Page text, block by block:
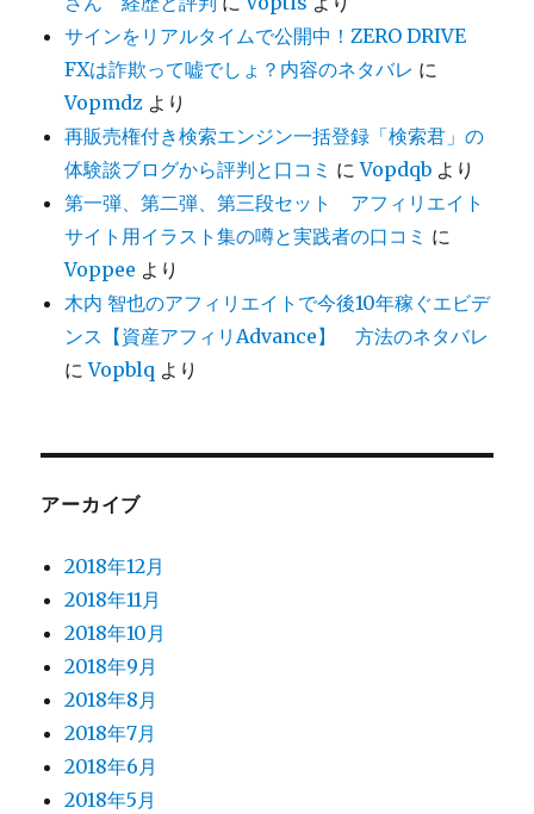
サインをリアルタイムで公開中！ZERO DRIVE
FXは詐欺って嘘でしょ？内容のネタバレ に
Vopmdz より
再販売権付き検索エンジン一括登録「検索君」の
体験談ブログから評判と口コミ にVopdqb より
第一弾、第二弾、第三段セット アフィリエイト
サイト用イラスト集の噂と実践者の口コミ に
Voppee より
木内 智也のアフィリエイトで今後10年稼ぐエビデ
ンス【資産アフィリAdvance】 方法のネタバレ
にVopblq より
アーカイブ
2018年12月
2018年11月
2018年10月
2018年9月
2018年8月
2018年7月
2018年6月
2018年5月